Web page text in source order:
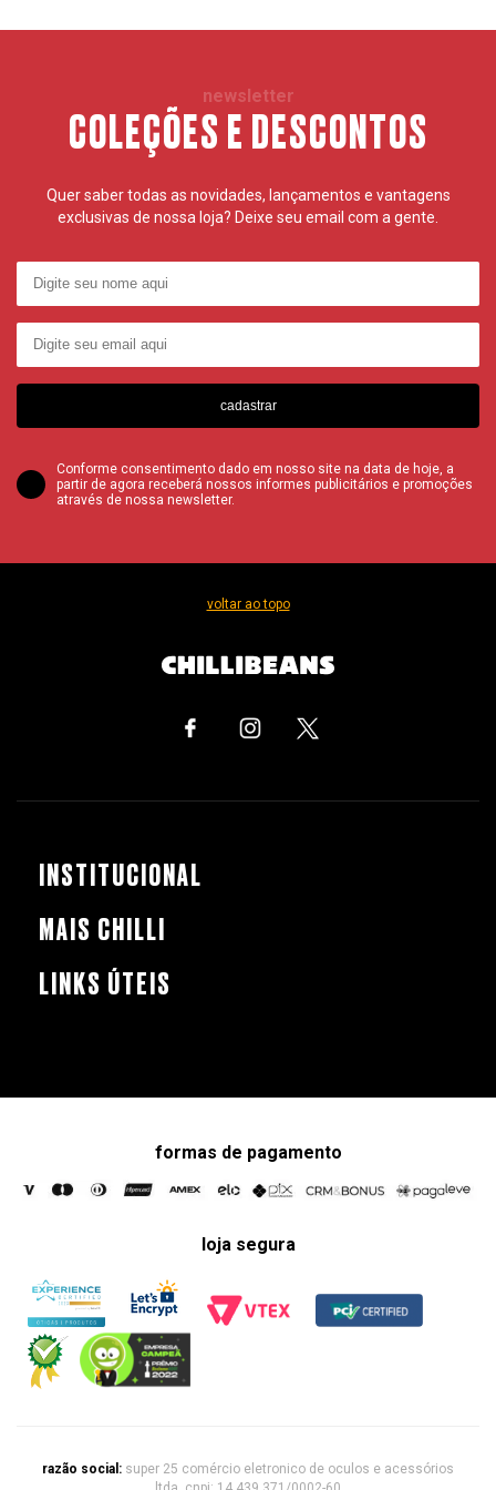
newsletter
COLEÇÕES E DESCONTOS
Quer saber todas as novidades, lançamentos e vantagens
exclusivas de nossa loja? Deixe seu email com a gente.
cadastrar
Conforme consentimento dado em nosso site na data de hoje, a
partir de agora receberá nossos informes publicitários e promoções
através de nossa newsletter.
voltar ao topo
INSTITUCIONAL
MAIS CHILLI
LINKS ÚTEIS
formas de pagamento
loja segura
razão social: super 25 comércio eletronico de oculos e acessórios